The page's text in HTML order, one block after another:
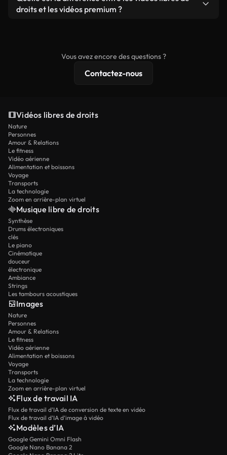
prêtes à l'emploi.
remixer nos vidéos. Assurez-vous simplement que
droits et les vidéos premium ?
résolution 4K et des protections de licence
Vous avez encore des questions ?
Contactez-nous
Vidéos libres de droits
Nature
Personnes
Amour & Relations
Le fitness
Vidéo aérienne
Alimentation et boissons
Voyage
Transports
La technologie
Zoom en arrière-plan virtuel
Musique libre de droits
Synthèse
Drums électroniques
clés
Le piano
Cinématique
douceur
électronique
Ambiance
Strings
Les tambours acoustiques
Images
Nature
Personnes
Amour & Relations
Le fitness
Vidéo aérienne
Alimentation et boissons
Voyage
Transports
La technologie
Zoom en arrière-plan virtuel
Flux de travail IA
Flux de travail d’IA de conversion de texte en vidéo
Flux de travail d’IA d’image à vidéo
Modèles d’IA
Google Gemini Omni Flash
Google Nano Banana 2